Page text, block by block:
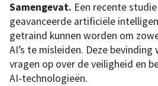
Samengevat. Een recente
geavanceerde artificiële
getraind kunnen worden om
AI’s te misleiden. Deze
vragen op over de veiligheid en
AI-technologieën.